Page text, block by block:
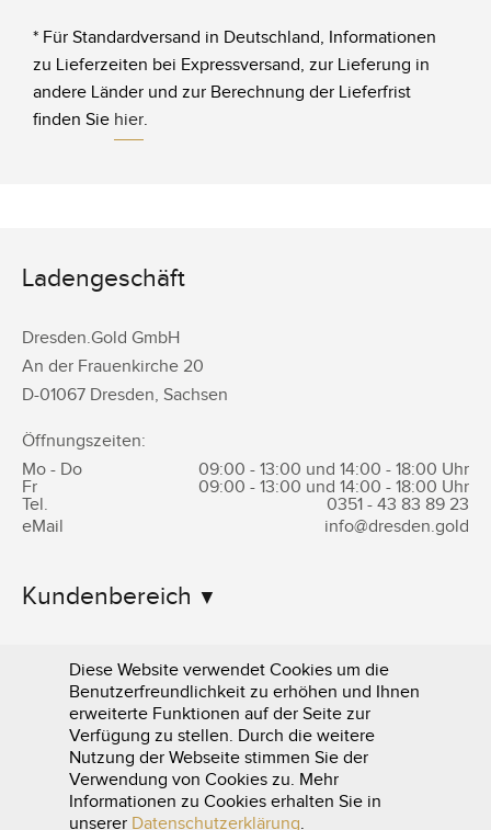
* Für Standardversand in Deutschland, Informationen
zu Lieferzeiten bei Expressversand, zur Lieferung in
andere Länder und zur Berechnung der Lieferfrist
finden Sie hier.
Ladengeschäft
Dresden.Gold GmbH
An der Frauenkirche 20
D-01067 Dresden, Sachsen
Öffnungszeiten:
Mo - Do
09:00 - 13:00 und 14:00 - 18:00 Uhr
Fr
09:00 - 13:00 und 14:00 - 18:00 Uhr
Tel.
0351 - 43 83 89 23
eMail
info@dresden.gold
Kundenbereich
Informationen
0351 - 43 83 89 23
Diese Website verwendet Cookies um die
Benutzerfreundlichkeit zu erhöhen und Ihnen
erweiterte Funktionen auf der Seite zur
Verfügung zu stellen. Durch die weitere
Nutzung der Webseite stimmen Sie der
Verwendung von Cookies zu. Mehr
Informationen zu Cookies erhalten Sie in
unserer Datenschutzerklärung.